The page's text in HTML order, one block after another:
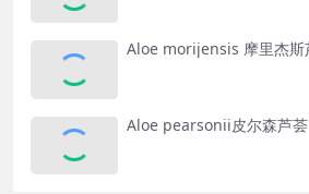
Aloe morijensis 摩里杰斯
Aloe pearsonii皮尔森芦荟